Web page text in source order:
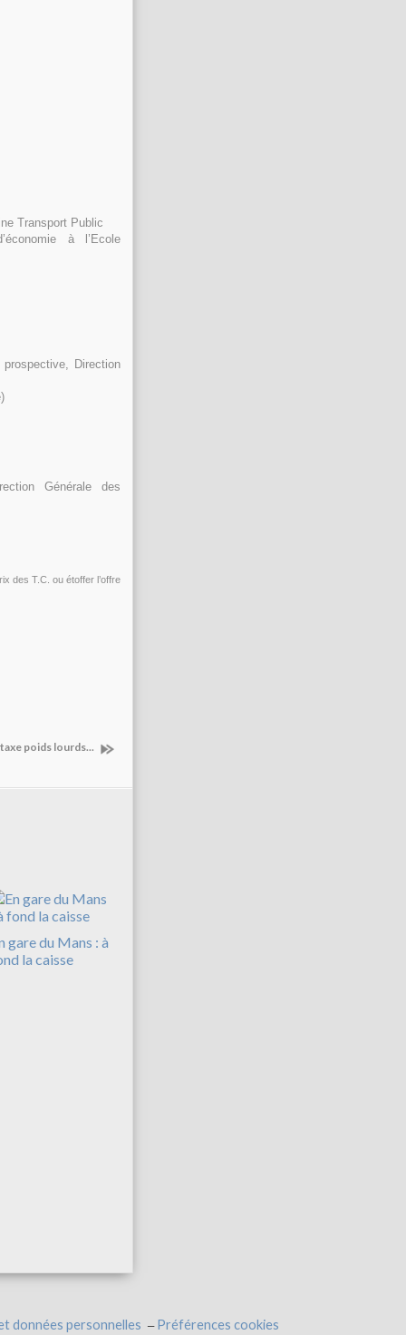
Transport Public
à l’Ecole
Direction
Générale des
des T.C. ou étoffer l’offre
poids lourds...
gare du Mans : à
la caisse
données personnelles Préférences cookies